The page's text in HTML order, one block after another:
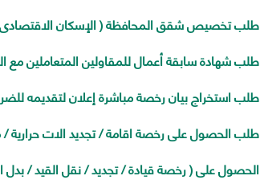
طلب تخصيص شقق المحافظة ( الإسكان
طلب شهادة سابقة أعمال للمقاولين المتعاملين مع
طلب استخراج بيان رخصة مباشرة إعلان لتقديمه
طلب الحصول على رخصة اقامة / تجديد الات حرارية /
الحصول على ( رخصة قيادة / تجديد / نقل القيد / بدل